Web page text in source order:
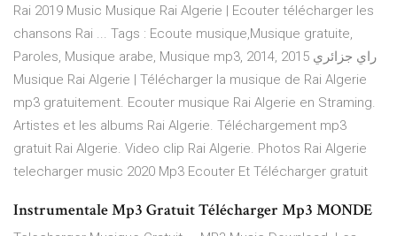
Rai 2019 Music Musique Rai Algerie | Ecouter télécharger les
chansons Rai ... Tags : Ecoute musique,Musique gratuite,
Paroles, Musique arabe, Musique mp3, 2014, 2015 راي جزائري
Musique Rai Algerie | Télécharger la musique de Rai Algerie
mp3 gratuitement. Ecouter musique Rai Algerie en Straming.
Artistes et les albums Rai Algerie. Téléchargement mp3
gratuit Rai Algerie. Video clip Rai Algerie. Photos Rai Algerie
telecharger music 2020 Mp3 Ecouter Et Télécharger gratuit
Instrumentale Mp3 Gratuit Télécharger Mp3 MONDE